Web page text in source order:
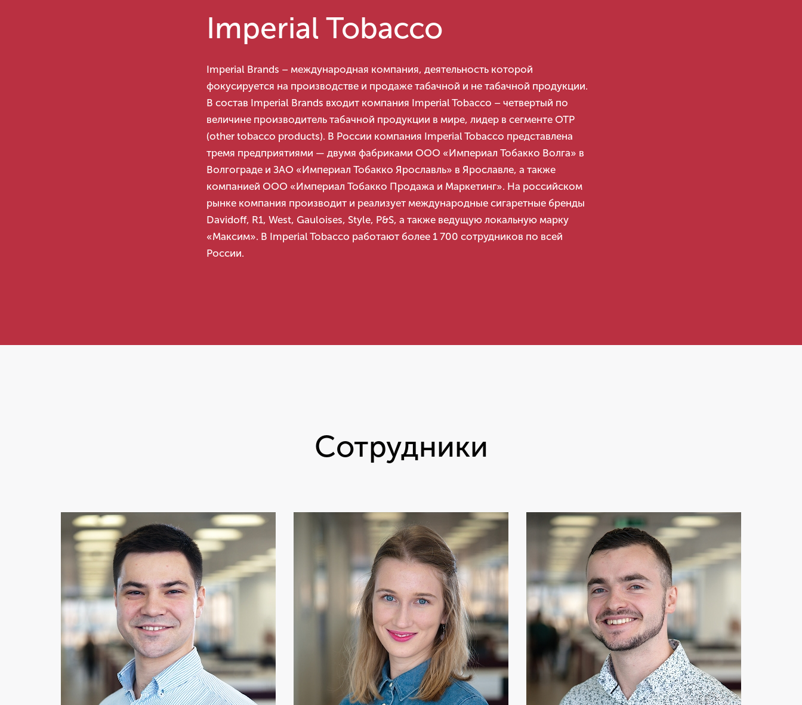
Imperial Tobacco
Imperial Brands – международная компания, деятельность которой
фокусируется на производстве и продаже табачной и не табачной продукции.
В состав Imperial Вrands входит компания Imperial Tobacco – четвертый по
величине производитель табачной продукции в мире, лидер в сегменте OTP
(other tobacco products). В России компания Imperial Tobacco представлена
тремя предприятиями — двумя фабриками ООО «Империал Тобакко Волга» в
Волгограде и ЗАО «Империал Тобакко Ярославль» в Ярославле, а также
компанией ООО «Империал Тобакко Продажа и Маркетинг». На российском
рынке компания производит и реализует международные сигаретные бренды
Davidoff, R1, West, Gauloises, Style, P&S, а также ведущую локальную марку
«Максим». В Imperial Tobacco работают более 1 700 сотрудников по всей
России.
Сотрудники